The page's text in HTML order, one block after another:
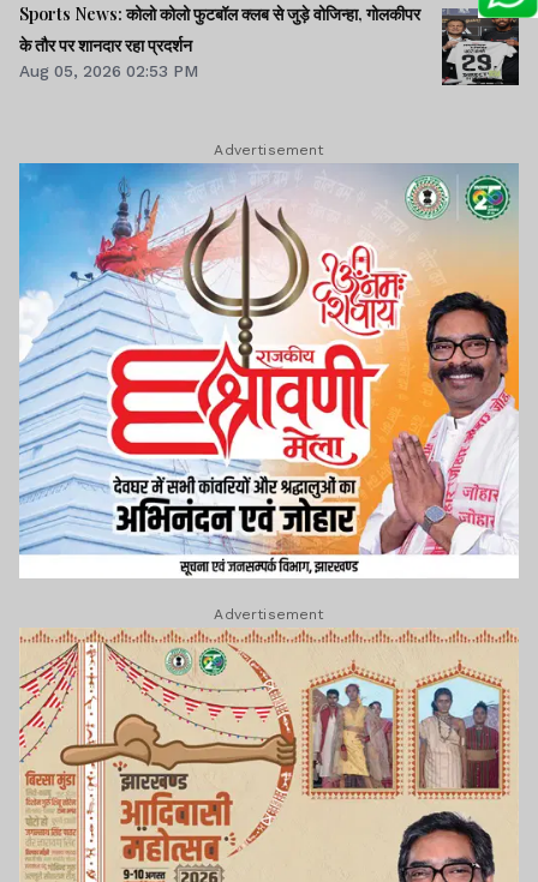
Sports News: कोलो कोलो फुटबॉल क्लब से जुड़े वोजिन्हा, गोलकीपर
के तौर पर शानदार रहा प्रदर्शन
Aug 05, 2026 02:53 PM
Advertisement
Advertisement